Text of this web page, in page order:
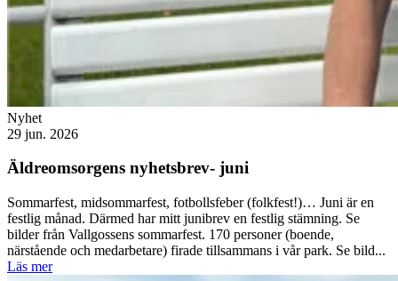
Nyhet
29 jun. 2026
Äldreomsorgens nyhetsbrev- juni
Sommarfest, midsommarfest, fotbollsfeber (folkfest!)… Juni är en
festlig månad. Därmed har mitt junibrev en festlig stämning. Se
bilder från Vallgossens sommarfest. 170 personer (boende,
närstående och medarbetare) firade tillsammans i vår park. Se bild...
Läs mer